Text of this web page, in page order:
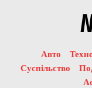
Авто
Суспільство